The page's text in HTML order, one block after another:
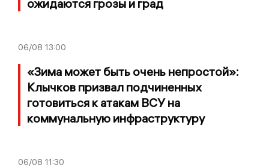
ожидаются грозы и град
06/08 13:00
«Зима может быть очень непростой»:
Клычков призвал подчиненных
готовиться к атакам ВСУ на
коммунальную инфраструктуру
06/08 11:30